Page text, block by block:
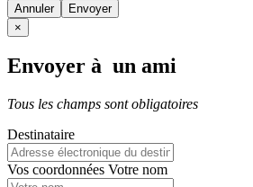
Annuler
×
Envoyer à un ami
Tous les champs sont obligatoires
Destinataire
Vos coordonnées Votre nom